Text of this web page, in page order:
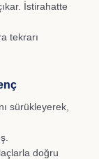
İstirahatte
tekrarı
sürükleyerek,
doğru